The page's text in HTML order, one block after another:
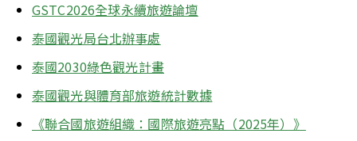
GSTC2026全球永續旅遊論壇
泰國觀光局台北辦事處
泰國2030綠色觀光計畫
泰國觀光與體育部旅遊統計數據
《聯合國旅遊組織：國際旅遊亮點（2025年）》